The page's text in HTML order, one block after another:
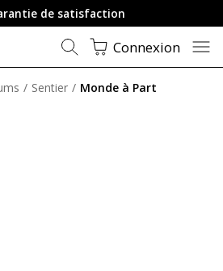
de satisfaction
Connexion
Sentier Monde à Part